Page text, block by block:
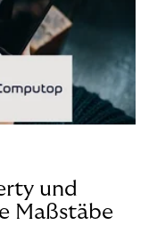
und
Maßstäbe